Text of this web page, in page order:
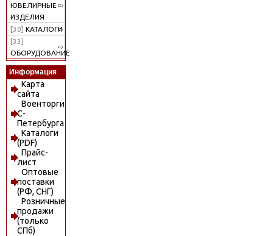
ЮВЕЛИРНЫЕ
ИЗДЕЛИЯ
[30] КАТАЛОГИ
[33]
ОБОРУДОВАНИЕ
Информация
Карта
сайта
Военторги
С-
Петербурга
Каталоги
(PDF)
Прайс-
лист
Оптовые
поставки
(РФ, СНГ)
Розничные
продажи
(только
СПб)